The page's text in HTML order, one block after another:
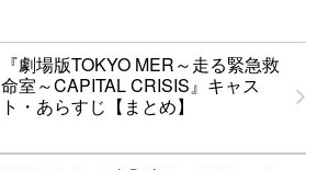
『劇場版TOKYO MER～走る緊急救
命室～CAPITAL CRISIS』キャス
ト・あらすじ【まとめ】